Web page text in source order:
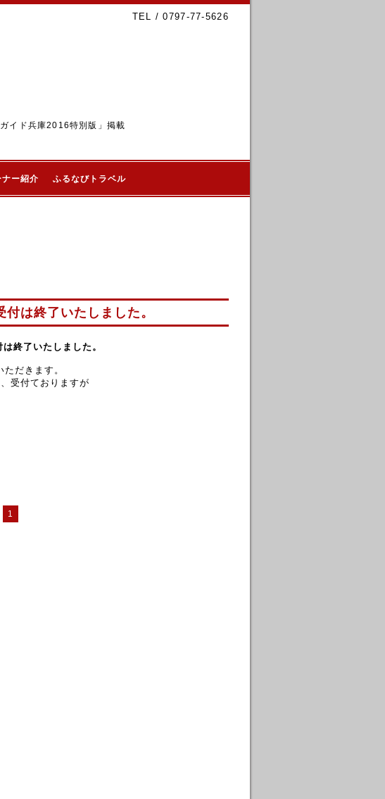
TEL / 0797-77-5626
イド兵庫2016特別版」掲載
ナー紹介 ふるなびトラベル
は終了いたしました。
終了いたしました。
だきます。
受付ておりますが
1